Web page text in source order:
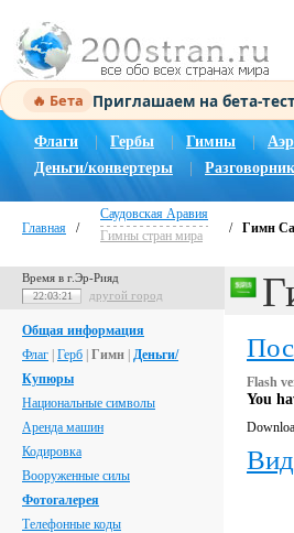
🔥 Бета Приглашаем на бета-
Флаги Гербы Гимны |
Деньги/конвертеры
Главная /
Саудовская Аравия
Гимны стран мира
/ Гимн
Время в г.Эр-Рияд
22:03:22 другой город
Общая информация
Флаг Герб Гимн Деньги/
Купюры
Национальные символы
Аренда машин
Кодировка
Вооруженные силы
Фотогалерея
Телефонные коды
Flash
You